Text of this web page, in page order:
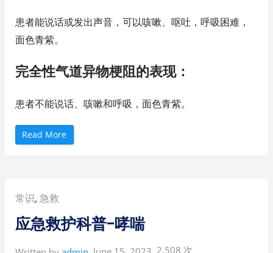
患者能说话或发出声音，可以咳嗽、呕吐，呼吸困难，
面色青紫。
完全性气道异物梗阻的表现：
患者不能说话、咳嗽和呼吸，面色青紫。
Read More“
应
气
道
异
Posted
in:
常识, 急救
应急救护科普-哮喘
2,508 次